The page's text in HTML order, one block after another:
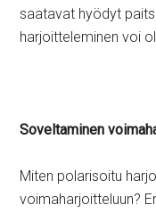
saatavat hyödyt
harjoitteleminen voi
Soveltaminen
Miten polarisoitu
voimaharjoitteluun?